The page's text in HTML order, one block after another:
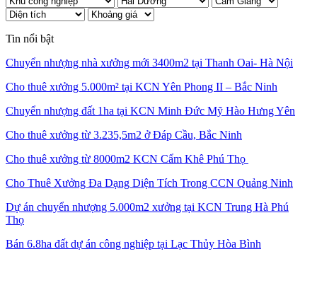
Tin nổi bật
Chuyển nhượng nhà xưởng mới 3400m2 tại Thanh Oai- Hà Nội
Cho thuê xưởng 5.000m² tại KCN Yên Phong II – Bắc Ninh
Chuyển nhượng đất 1ha tại KCN Minh Đức Mỹ Hào Hưng Yên
Cho thuê xưởng từ 3.235,5m2 ở Đáp Cầu, Bắc Ninh
Cho thuê xưởng từ 8000m2 KCN Cẩm Khê Phú Thọ
Cho Thuê Xưởng Đa Dạng Diện Tích Trong CCN Quảng Ninh
Dự án chuyển nhượng 5.000m2 xưởng tại KCN Trung Hà Phú
Thọ
Bán 6.8ha đất dự án công nghiệp tại Lạc Thủy Hòa Bình